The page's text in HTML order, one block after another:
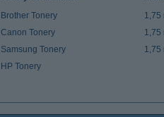
Brother Tonery
Canon Tonery
Samsung Tonery
HP Tonery
1,75
1,75
1,75